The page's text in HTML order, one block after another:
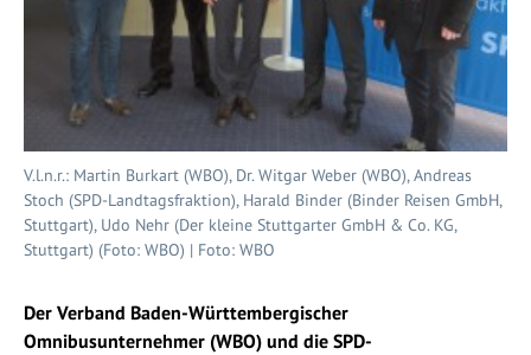
V.l.n.r.: Martin Burkart (WBO), Dr. Witgar Weber (WBO), Andreas
Stoch (SPD-Landtagsfraktion), Harald Binder (Binder Reisen GmbH,
Stuttgart), Udo Nehr (Der kleine Stuttgarter GmbH & Co. KG,
Stuttgart) (Foto: WBO) | Foto: WBO
Der Verband Baden-Württembergischer
Omnibusunternehmer (WBO) und die SPD-